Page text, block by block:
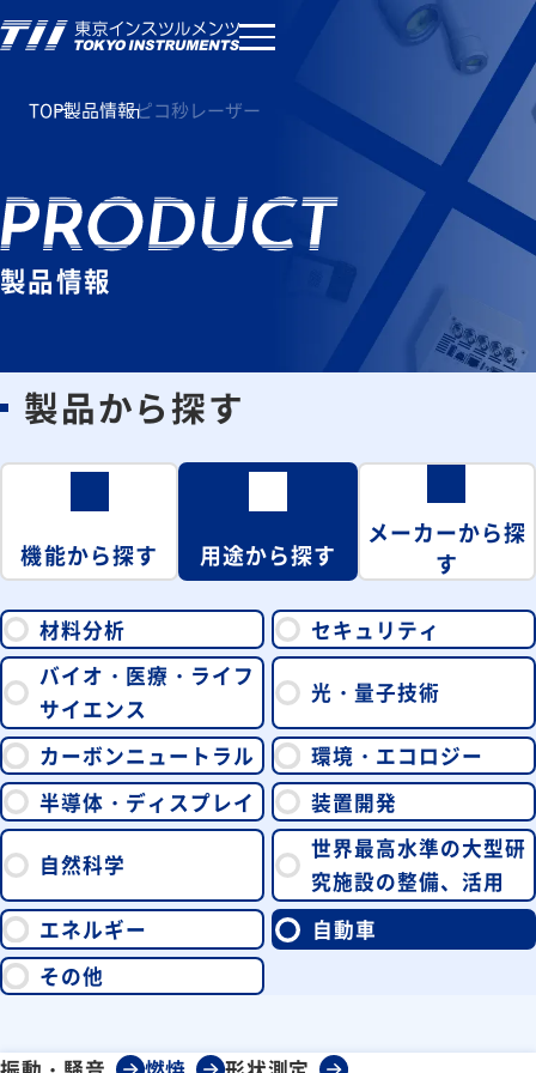
TOP製品情報ピコ秒レーザー
製品情報
製品から探す
機能から探す 用途から探す
メーカーから探
す
材料分析
セキュリティ
バイオ・医療・ライフ
サイエンス
光・量子技術
カーボンニュートラル
環境・エコロジー
半導体・ディスプレイ
装置開発
自然科学
世界最高水準の大型研
究施設の整備、活用
エネルギー
自動車
その他